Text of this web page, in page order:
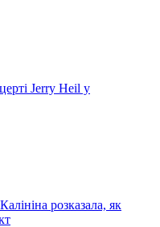
Jerry Heil у
розказала, як